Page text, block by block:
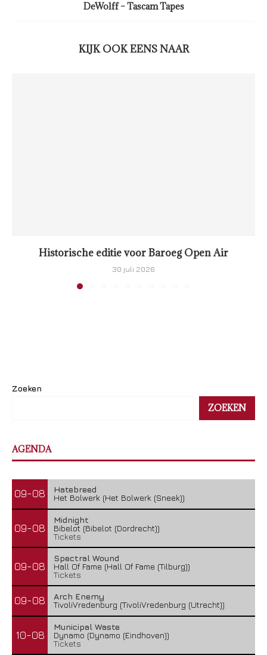
DeWolff – Tascam Tapes
KIJK OOK EENS NAAR
Historische editie voor Baroeg Open Air
30 juli 2026
Zoeken
ZOEKEN
AGENDA
09-08
Hatebreed
Het Bolwerk (Het Bolwerk (Sneek))
09-08
Midnight
Bibelot (Bibelot (Dordrecht))
Tickets
09-08
Spectral Wound
Hall Of Fame (Hall Of Fame (Tilburg))
Tickets
09-08
Arch Enemy
TivoliVredenburg (TivoliVredenburg (Utrecht))
10-08
Municipal Waste
Dynamo (Dynamo (Eindhoven))
Tickets